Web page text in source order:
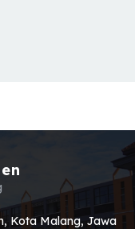
Kota Malang, Jawa